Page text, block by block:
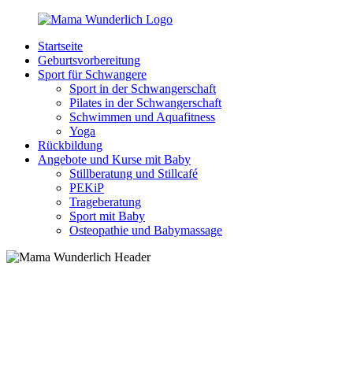
Zurück
Inhalt
MamaWunderlich.de
Mutti
sein
wunderbar!
Startseite
Geburtsvorbereitung
Sport für Schwangere
Sport in der Schwangerschaft
Pilates in der Schwangerschaft
Schwimmen und Aquafitness
Yoga
Rückbildung
Angebote und Kurse mit Baby
Stillberatung und Stillcafé
PEKiP
Trageberatung
Sport mit Baby
Osteopathie und Babymassage